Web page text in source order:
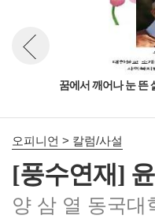
꿈에서 깨어나 눈 뜬
뉴스 이전보기
오피니언 > 칼럼/사설
[풍수연재]
양 삼 열 동국대